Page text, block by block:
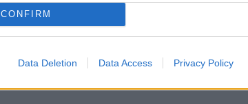
CONFIRM
Data Deletion Data Access Privacy Policy
#168547twist #168548